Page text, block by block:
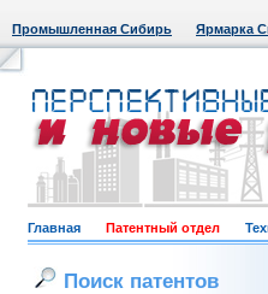
Промышленная Сибирь Ярмарка
Главная Патентный отдел
Поиск патентов